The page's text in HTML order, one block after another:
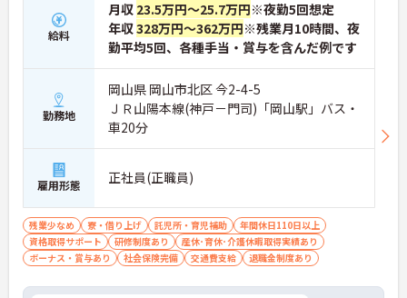
給料
月収 23.5万円～25.7万円※夜勤5回想定
年収328万円～362万円※残業月10時間、夜
勤平均5回、各種手当・賞与を含んだ例です
勤務地
岡山県 岡山市北区 今2-4-5
ＪＲ山陽本線(神戸－門司)「岡山駅」バス・
車20分
雇用形態 正社員(正職員)
残業少なめ 寮・借り上げ 託児所・育児補助
年間休日110日以上
資格取得サポート
研修制度あり
産休･育休･介護休暇取得実績あり
ボーナス・賞与あり
社会保険完備 交通費支給 退職金制度あり